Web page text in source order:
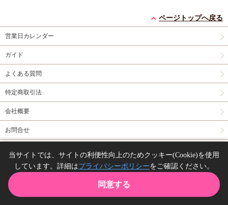
ページトップへ戻る
営業日カレンダー
ガイド
よくある質問
特定商取引法
会社概要
お問合せ
Copyright(C) comicomi studio. All right reserved.
当サイトでは、サイトの利便性向上のためクッキー(Cookie)を使用
しています。詳細はプライバシーポリシーをご確認ください。
同意する